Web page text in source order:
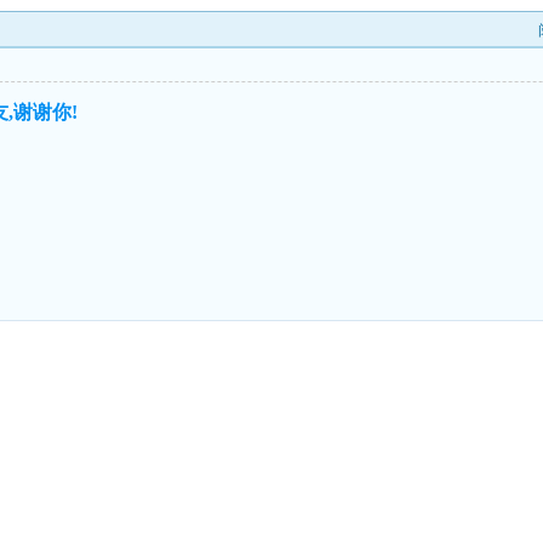
,谢谢你!